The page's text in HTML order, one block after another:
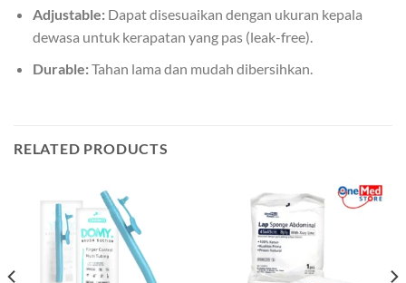
Adjustable:Dapat disesuaikan dengan ukuran kepala
dewasa untuk kerapatan yang pas (leak-free).
Durable:Tahan lama dan mudah dibersihkan.
RELATED PRODUCTS